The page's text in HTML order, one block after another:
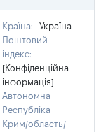
Країна:
Україна
Поштовий
індекс:
[Конфіденційна
інформація]
Автономна
Республіка
Крим/область/